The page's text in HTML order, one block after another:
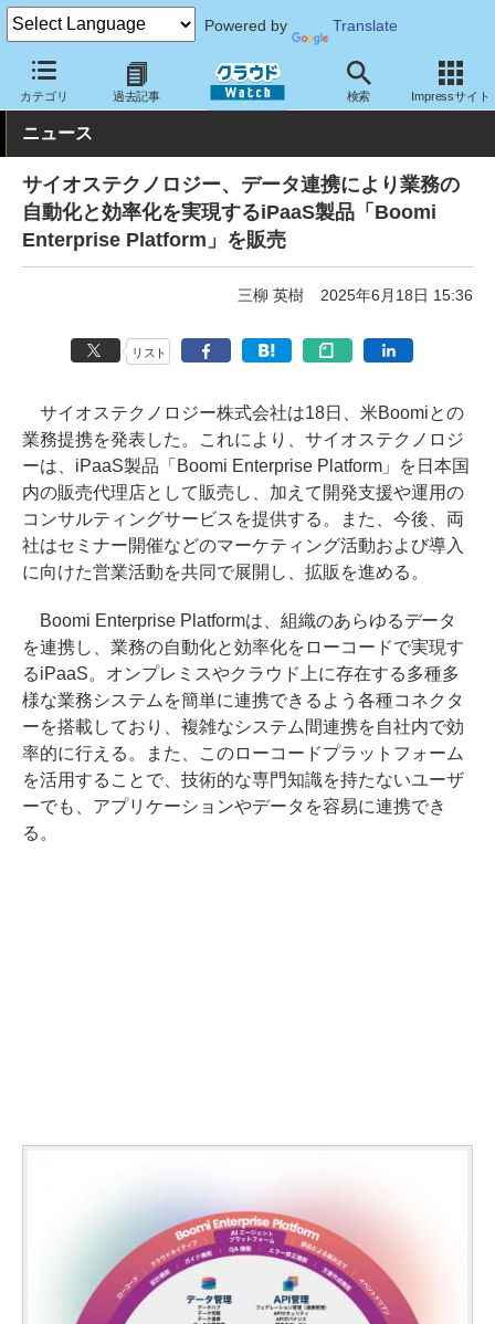
Powered by Translate
カテゴリ 過去記事 検索 Impressサイト
クラウド Watch サービス・ソフト サービス 開発関連
ニュース
サイオステクノロジー、データ連携により業務の
自動化と効率化を実現するiPaaS製品「Boomi
Enterprise Platform」を販売
三柳 英樹 2025年6月18日 15:36
リスト
サイオステクノロジー株式会社は18日、米Boomiとの
業務提携を発表した。これにより、サイオステクノロジ
ーは、iPaaS製品「Boomi Enterprise Platform」を日本国
内の販売代理店として販売し、加えて開発支援や運用の
コンサルティングサービスを提供する。また、今後、両
社はセミナー開催などのマーケティング活動および導入
に向けた営業活動を共同で展開し、拡販を進める。
Boomi Enterprise Platformは、組織のあらゆるデータ
を連携し、業務の自動化と効率化をローコードで実現す
るiPaaS。オンプレミスやクラウド上に存在する多種多
様な業務システムを簡単に連携できるよう各種コネクタ
ーを搭載しており、複雑なシステム間連携を自社内で効
率的に行える。また、このローコードプラットフォーム
を活用することで、技術的な専門知識を持たないユーザ
ーでも、アプリケーションやデータを容易に連携でき
る。